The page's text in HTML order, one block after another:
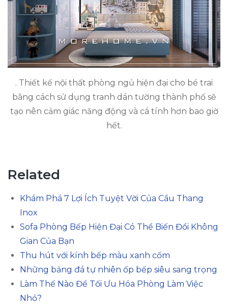
. Thiết kế nội thất phòng ngủ hiện đại cho bé trai
bằng cách sử dụng tranh dán tường thành phố sẽ
tạo nên cảm giác năng động và cá tính hơn bao giờ
hết.
Related
Khám Phá 7 Lợi Ích Tuyệt Vời Của Cầu Thang
Inox
Sofa Phòng Bếp Hiện Đại Có Thể Biến Đổi Không
Gian Của Bạn
Thu hút với kính bếp màu xanh cốm
Những bảng đá tự nhiên ốp bếp siêu sang trọng
Làm Thế Nào Để Tối Ưu Hóa Phòng Làm Việc
Nhỏ?